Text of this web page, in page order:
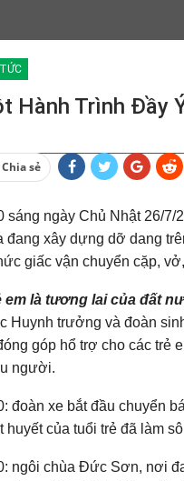
Hành Trình Đầy
Chia sẻ
sáng ngày Chủ Nhật 26/7/
đang xây dựng dỡ dang
giấc vận chuyển cặp,
em là tương lai của đất
Huynh trưởng và đoàn
góp hổ trợ cho các trẻ
người.
đoàn xe bắt đầu chuyển
huyết của tuổi trẻ đã làm
ngôi chùa Đức Sơn, nơi